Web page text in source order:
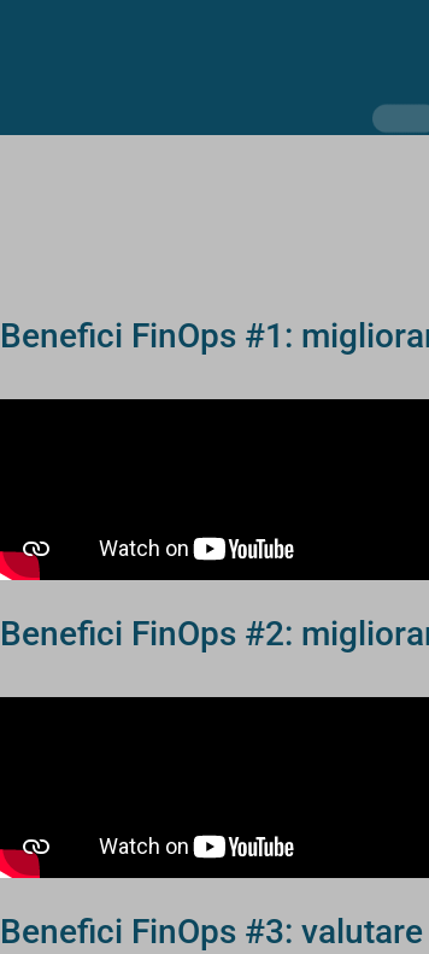
Benefici FinOps #1:
Benefici FinOps #2:
Benefici FinOps #3: